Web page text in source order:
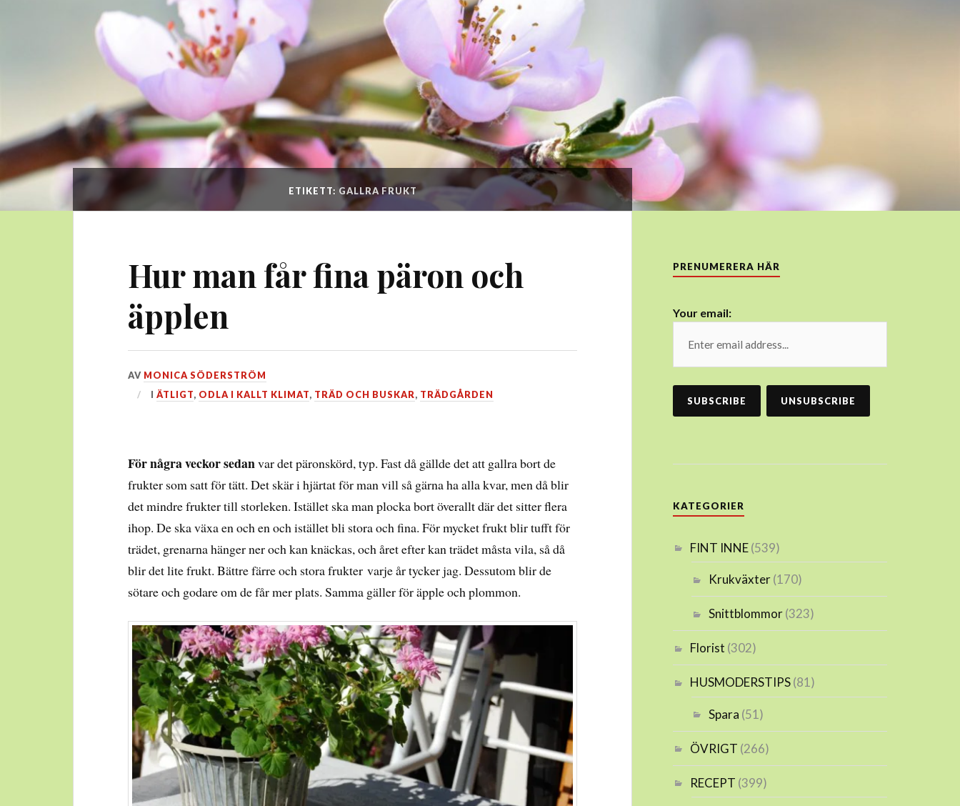
ETIKETT: GALLRA FRUKT
Hur man får fina päron och
äpplen
DEN
31
AV MONICA SÖDERSTRÖM
I ÄTLIGT, ODLA I KALLT KLIMAT, TRÄD OCH BUSKAR, TRÄDGÅRDEN
För några veckor sedanvar det päronskörd, typ. Fast då gällde det att gallra bort de
frukter som satt för tätt. Det skär i hjärtat för man vill så gärna ha alla kvar, men då blir
det mindre frukter till storleken. Istället ska man plocka bort överallt där det sitter flera
ihop. De ska växa en och en och istället bli stora och fina. För mycket frukt blir tufft för
trädet, grenarna hänger ner och kan knäckas, och året efter kan trädet måsta vila, så då
blir det lite frukt. Bättre färre och stora frukter varje år tycker jag. Dessutom blir de
sötare och godare om de får mer plats. Samma gäller för äpple och plommon.
PRENUMERERA HÄR
Your email:
KATEGORIER
FINT INNE(539)
Krukväxter(170)
Snittblommor(323)
Florist (302)
HUSMODERSTIPS(81)
Spara (51)
ÖVRIGT (266)
RECEPT (399)